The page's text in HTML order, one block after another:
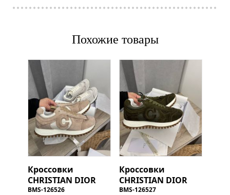
Похожие товары
Кроссовки
CHRISTIAN DIOR
BMS-126526
Кроссовки
CHRISTIAN DIOR
BMS-126527